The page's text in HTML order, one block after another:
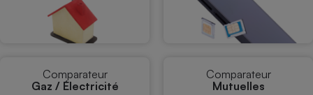
Comparateur
Gaz / Électricité
Comparateur
Mutuelles